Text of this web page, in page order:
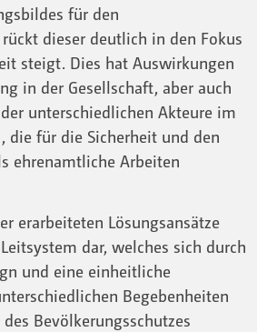
für den
dieser deutlich in den Fokus
steigt. Dies hat Auswirkungen
in der Gesellschaft, aber auch
unterschiedlichen Akteure im
die für die Sicherheit und den
ehrenamtliche Arbeiten
erarbeiteten Lösungsansätze
dar, welches sich durch
und eine einheitliche
Begebenheiten
Bevölkerungsschutzes